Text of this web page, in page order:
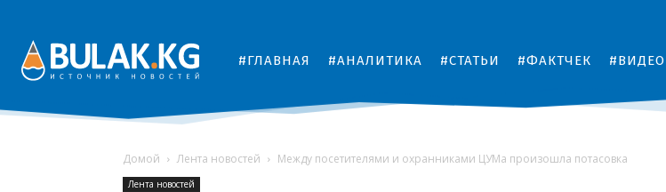
#ГЛАВНАЯ #АНАЛИТИКА #СТАТЬИ #ФАКТЧЕК #ВИДЕО
Домой Лента новостей Между посетителями и охранниками ЦУМа произошла потасовка
Лента новостей